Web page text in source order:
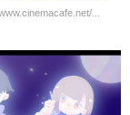
シ“伊賀崎”にも多
...